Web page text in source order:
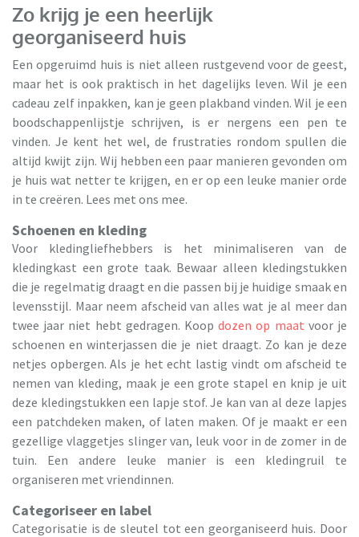
Zo krijg je een heerlijk
georganiseerd huis
Een opgeruimd huis is niet alleen rustgevend voor de geest,
maar het is ook praktisch in het dagelijks leven. Wil je een
cadeau zelf inpakken, kan je geen plakband vinden. Wil je een
boodschappenlijstje schrijven, is er nergens een pen te
vinden. Je kent het wel, de frustraties rondom spullen die
altijd kwijt zijn. Wij hebben een paar manieren gevonden om
je huis wat netter te krijgen, en er op een leuke manier orde
in te creëren. Lees met ons mee.
Schoenen en kleding
Voor kledingliefhebbers is het minimaliseren van de
kledingkast een grote taak. Bewaar alleen kledingstukken
die je regelmatig draagt en die passen bij je huidige smaak en
levensstijl. Maar neem afscheid van alles wat je al meer dan
twee jaar niet hebt gedragen. Koopdozen op maat voor je
schoenen en winterjassen die je niet draagt. Zo kan je deze
netjes opbergen. Als je het echt lastig vindt om afscheid te
nemen van kleding, maak je een grote stapel en knip je uit
deze kledingstukken een lapje stof. Je kan van al deze lapjes
een patchdeken maken, of laten maken. Of je maakt er een
gezellige vlaggetjes slinger van, leuk voor in de zomer in de
tuin. Een andere leuke manier is een kledingruil te
organiseren met vriendinnen.
Categoriseer en label
Categorisatie is de sleutel tot een georganiseerd huis. Door